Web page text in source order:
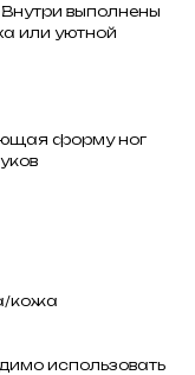
выполнены
или уютной
форму ног
кожа
использовать